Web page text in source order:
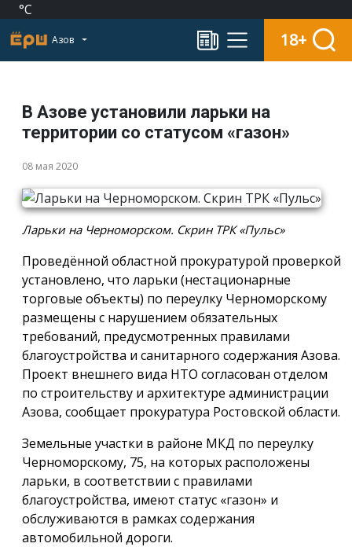
°C
Азов 18+
В Азове установили ларьки на
территории со статусом «газон»
08 мая 2020
Ларьки на Черноморском. Скрин ТРК «Пульс»
Проведённой областной прокуратурой проверкой
установлено, что ларьки (нестационарные
торговые объекты) по переулку Черноморскому
размещены с нарушением обязательных
требований, предусмотренных правилами
благоустройства и санитарного содержания Азова.
Проект внешнего вида НТО согласован отделом
по строительству и архитектуре администрации
Азова, сообщает прокуратура Ростовской области.
Земельные участки в районе МКД по переулку
Черноморскому, 75, на которых расположены
ларьки, в соответствии с правилами
благоустройства, имеют статус «газон» и
обслуживаются в рамках содержания
автомобильной дороги.